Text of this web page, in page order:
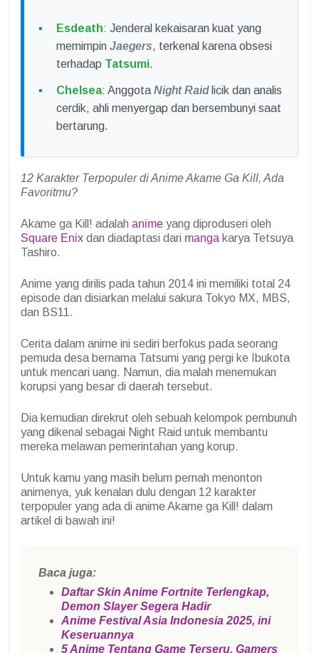
Esdeath: Jenderal kekaisaran kuat yang
memimpin Jaegers, terkenal karena obsesi
terhadap Tatsumi.
Chelsea: Anggota Night Raidlicik dan analis
cerdik, ahli menyergap dan bersembunyi saat
bertarung.
12 Karakter Terpopuler di Anime Akame Ga Kill, Ada
Favoritmu?
Akame ga Kill! adalah anime yang diproduseri oleh
Square Enix dan diadaptasi dari manga karya Tetsuya
Tashiro.
Anime yang dirilis pada tahun 2014 ini memiliki total 24
episode dan disiarkan melalui sakura Tokyo MX, MBS,
dan BS11.
Cerita dalam anime ini sediri berfokus pada seorang
pemuda desa bernama Tatsumi yang pergi ke Ibukota
untuk mencari uang. Namun, dia malah menemukan
korupsi yang besar di daerah tersebut.
Dia kemudian direkrut oleh sebuah kelompok pembunuh
yang dikenal sebagai Night Raid untuk membantu
mereka melawan pemerintahan yang korup.
Untuk kamu yang masih belum pernah menonton
animenya, yuk kenalan dulu dengan 12 karakter
terpopuler yang ada di anime Akame ga Kill! dalam
artikel di bawah ini!
Baca juga:
Daftar Skin Anime Fortnite Terlengkap,
Demon Slayer Segera Hadir
Anime Festival Asia Indonesia 2025, ini
Keseruannya
5 Anime Tentang Game Terseru, Gamers